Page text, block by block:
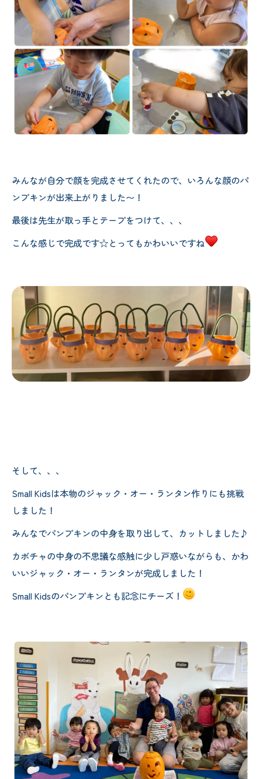
みんなが自分で顔を完成させてくれたので、いろんな顔のパ
ンプキンが出来上がりました〜！
最後は先生が取っ手とテープをつけて、、、
こんな感じで完成です☆とってもかわいいですね
そして、、、
Small Kidsは本物のジャック・オー・ランタン作りにも挑戦
しました！
みんなでパンプキンの中身を取り出して、カットしました♪
カボチャの中身の不思議な感触に少し戸惑いながらも、かわ
いいジャック・オー・ランタンが完成しました！
Small Kidsのパンプキンとも記念にチーズ！